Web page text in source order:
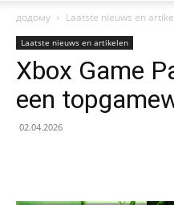
додому Laatste nieuws en
Laatste nieuws en artikelen
Xbox Game
een
02.04.2026